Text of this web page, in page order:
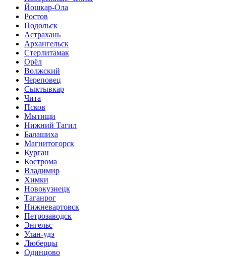
Йошкар-Ола
Ростов
Подольск
Астрахань
Архангельск
Стерлитамак
Орёл
Волжский
Череповец
Сыктывкар
Чита
Псков
Мытищи
Нижний Тагил
Балашиха
Магнитогорск
Курган
Кострома
Владимир
Химки
Новокузнецк
Таганрог
Нижневартовск
Петрозаводск
Энгельс
Улан-удэ
Люберцы
Одинцово